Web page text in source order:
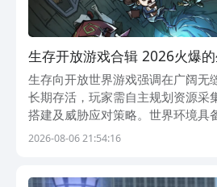
生存开放游戏合辑 2026火爆
界游戏分享
生存向开放世界游戏强调在广阔无
长期存活，玩家需自主规划资源采
搭建及威胁应对策略。世界环境具
时天气变化、昼夜循环、生态互动
2026-08-06 21:54:16